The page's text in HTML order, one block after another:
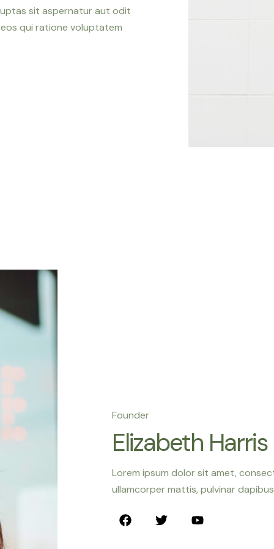
sit aspernatur aut odit
qui ratione voluptatem
Founder
Elizabeth Harris
Lorem ipsum dolor sit amet,
ullamcorper mattis, pulvinar